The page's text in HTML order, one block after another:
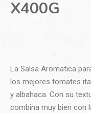
X400G
La Salsa Aromatica
los mejores tomates
y albahaca. Con su
combina muy bien con